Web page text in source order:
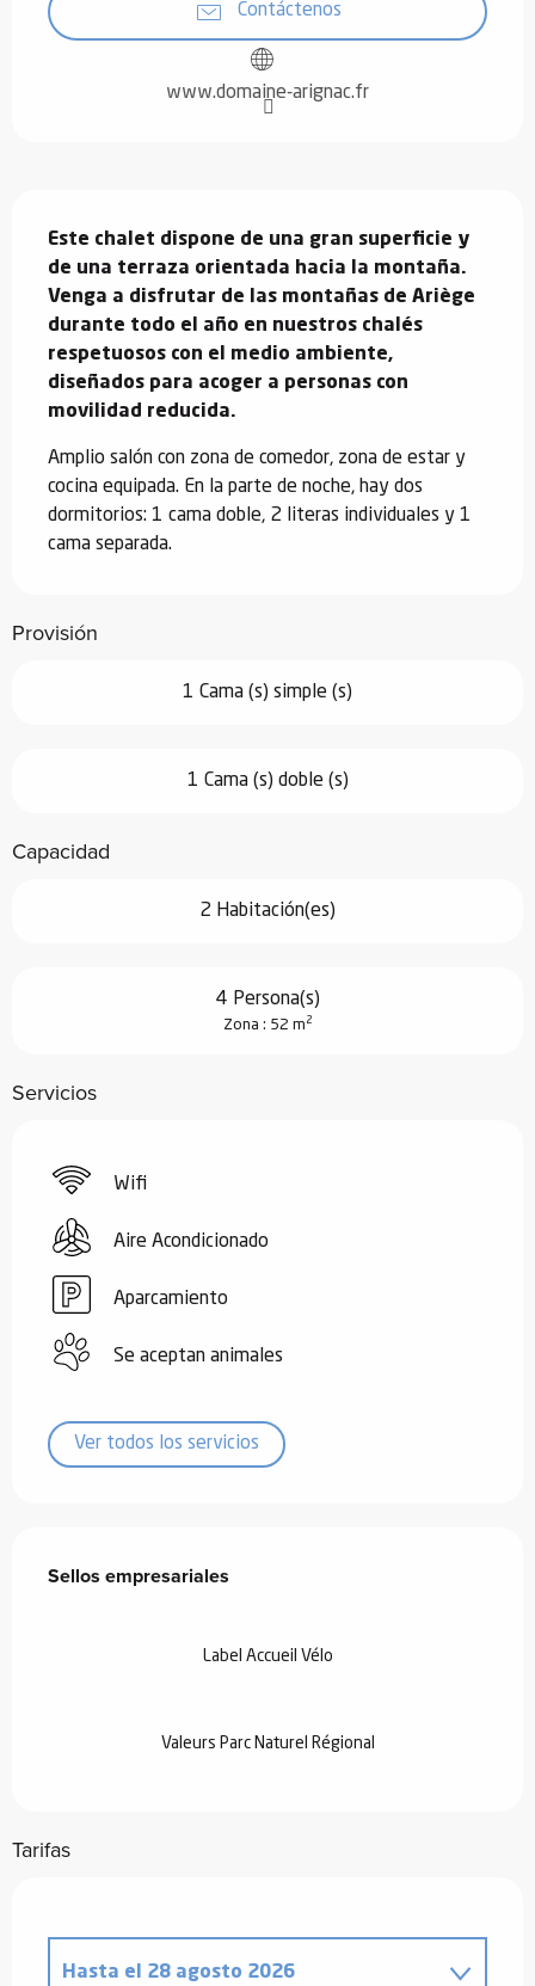
Contáctenos
www.domaine-arignac.fr
Este chalet dispone de una gran superficie y
de una terraza orientada hacia la montaña.
Venga a disfrutar de las montañas de Ariège
durante todo el año en nuestros chalés
respetuosos con el medio ambiente,
diseñados para acoger a personas con
movilidad reducida.
Amplio salón con zona de comedor, zona de estar y
cocina equipada. En la parte de noche, hay dos
dormitorios: 1 cama doble, 2 literas individuales y 1
cama separada.
Provisión
1 Cama (s) simple (s)
1 Cama (s) doble (s)
Capacidad
2 Habitación(es)
4 Persona(s)
Zona : 52 m 2
Servicios
Wifi
Aire Acondicionado
Aparcamiento
Se aceptan animales
Ver todos los servicios
Sellos empresariales
Sellos empresariales
Label Accueil Vélo
Valeurs Parc Naturel Régional
Tarifas
Hasta el 28 agosto 2026